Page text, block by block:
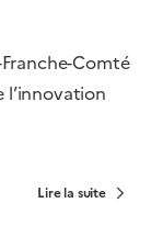
Comté
l’innovation
Lire la suite